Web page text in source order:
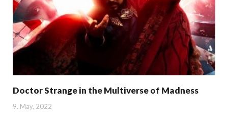
Doctor Strange in the Multiverse of Madness
9. May, 2022